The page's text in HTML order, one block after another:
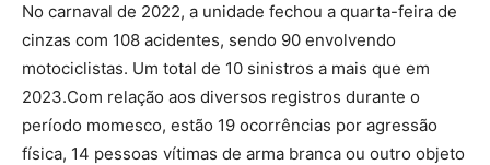
No carnaval de 2022, a unidade fechou a quarta-feira de
cinzas com 108 acidentes, sendo 90 envolvendo
motociclistas. Um total de 10 sinistros a mais que em
2023.Com relação aos diversos registros durante o
período momesco, estão 19 ocorrências por agressão
física, 14 pessoas vítimas de arma branca ou outro objeto